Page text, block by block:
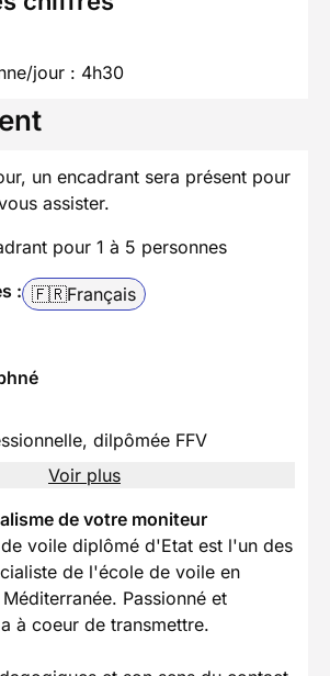
jour : 4h30
un encadrant sera présent pour
assister.
pour 1 à 5 personnes
: 🇫🇷Français
dilpômée FFV
Voir plus
de votre moniteur
voile diplômé d'Etat est l'un des
de l'école de voile en
Passionné et
à coeur de transmettre.